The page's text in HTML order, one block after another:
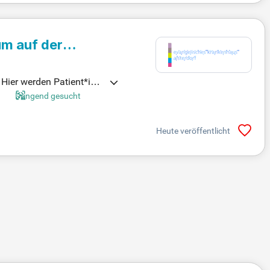
auf der
werden Patient*inn
zwischen tatsächlich
Unsere quali
Dringend gesucht
Heute veröffentlicht